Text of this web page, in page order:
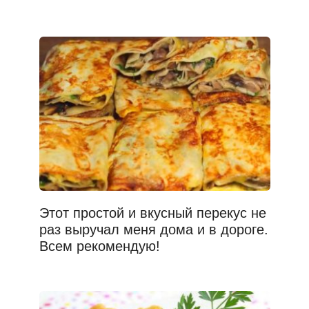
Этот простой и вкусный перекус не
раз выручал меня дома и в дороге.
Всем рекомендую!